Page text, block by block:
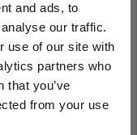
and ads, to
our traffic.
use of our site with
partners who
that you’ve
from your use